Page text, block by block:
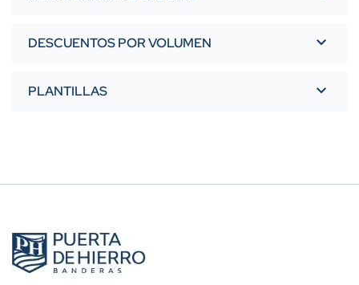
DESCUENTOS POR VOLUMEN
PLANTILLAS
AI
Banderín 20x30 pico PDF